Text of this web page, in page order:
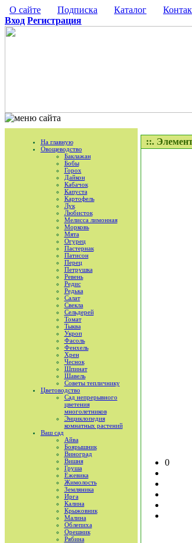
О сайте Подписка Каталог
Вход Регистрация
На главную
Овощеводство
Баклажан
Бобы
Горох
Дайкон
Кабачок
Капуста
Картофель
Лук
Любисток
Мелисса лимонная
Морковь
Мята
Огурец
Пастернак
Патисон
Перец
Петрушка
Ревень
Редис
Редька
Салат
Свекла
Сельдерей
Томат
Тыква
Укроп
Фасоль
Фенхель
Хрен
Чеснок
Шпинат
Шавель
Советы тепличнику
Цветоводство
Сад непрерывного
цветения
многолетников
Энциклопедия
комнатных растений
Ваш сад
Айва
Боярышник
Виноград
Вишня
Груша
Ежевика
Жимолость
Земляника
Ирга
Калина
Крыжовник
Малина
Облепиха
Орешник
Рябина
::.
0